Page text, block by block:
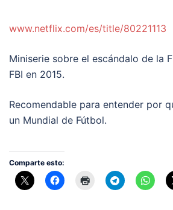
www.netflix.com/es/title/80221113
Miniserie sobre el escándalo de la
FBI en 2015.
Recomendable para entender por
un Mundial de Fútbol.
Comparte esto: